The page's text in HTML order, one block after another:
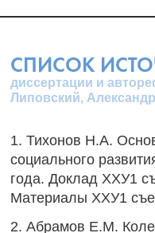
СПИСОК
диссертации и
Липовский,
1. Тихонов H.A.
социального
года. Доклад ХХУ1
Материалы ХХУ1
2. Абрамов Е.М.